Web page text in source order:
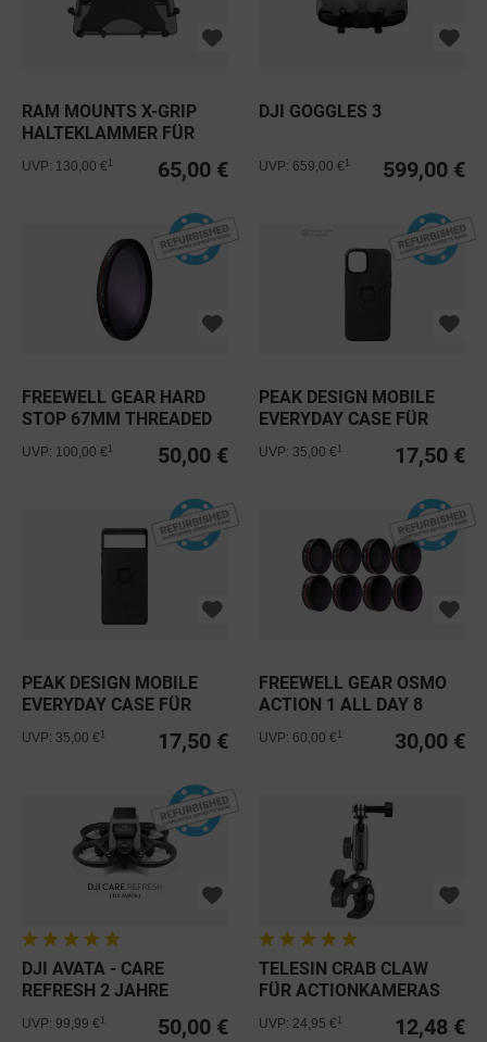
RAM MOUNTS X-GRIP
HALTEKLAMMER FÜR
TABLETS (12...
65,00 €
UVP: 130,00 €
DJI GOGGLES 3
599,00 €
UVP: 659,00 €
FREEWELL GEAR HARD
STOP 67MM THREADED
VARIABLE...
50,00 €
UVP: 100,00 €
PEAK DESIGN MOBILE
EVERYDAY CASE FÜR
IPHONE 13...
17,50 €
UVP: 35,00 €
PEAK DESIGN MOBILE
EVERYDAY CASE FÜR
GOOGLE...
17,50 €
UVP: 35,00 €
FREEWELL GEAR OSMO
ACTION 1 ALL DAY 8
30,00 €
UVP: 60,00 €
DJI AVATA - CARE
REFRESH 2 JAHRE
REFURBISHED
50,00 €
UVP: 99,99 €
TELESIN CRAB CLAW
FÜR ACTIONKAMERAS
12,48 €
UVP: 24,95 €